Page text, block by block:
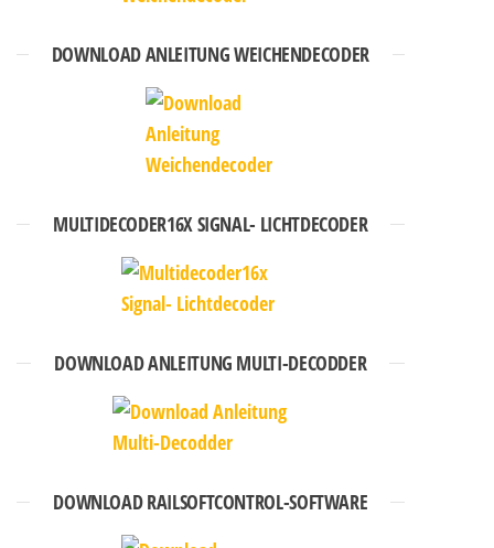
DOWNLOAD ANLEITUNG WEICHENDECODER
MULTIDECODER16X SIGNAL- LICHTDECODER
DOWNLOAD ANLEITUNG MULTI-DECODDER
DOWNLOAD RAILSOFTCONTROL-SOFTWARE